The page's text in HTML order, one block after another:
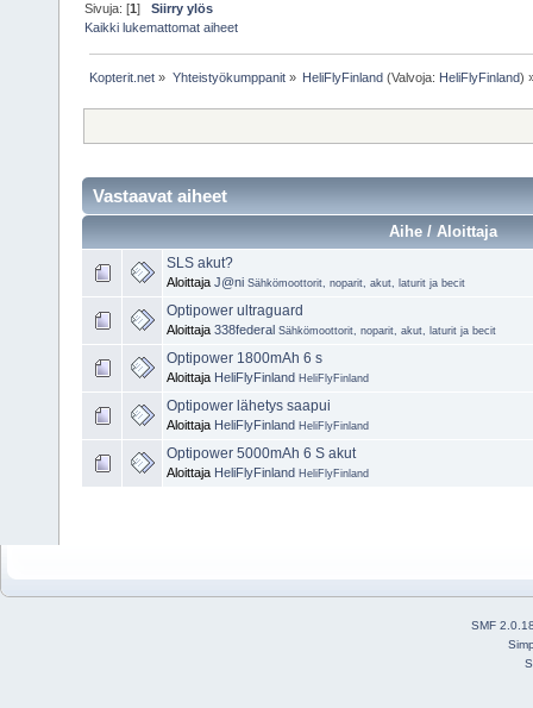
Sivuja: [1]Siirry ylös
Kaikki lukemattomat aiheet
Kopterit.net » Yhteistyökumppanit» HeliFlyFinland (Valvoja: HeliFlyFinland)
Vastaavat aiheet
Aihe / Aloittaja
SLS akut?
Aloittaja J@ni Sähkömoottorit, noparit, akut, laturit ja becit
Optipower ultraguard
Aloittaja 338federal Sähkömoottorit, noparit, akut, laturit ja becit
Optipower 1800mAh 6 s
Aloittaja HeliFlyFinland HeliFlyFinland
Optipower lähetys saapui
Aloittaja HeliFlyFinland HeliFlyFinland
Optipower 5000mAh 6 S akut
Aloittaja HeliFlyFinland HeliFlyFinland
SMF